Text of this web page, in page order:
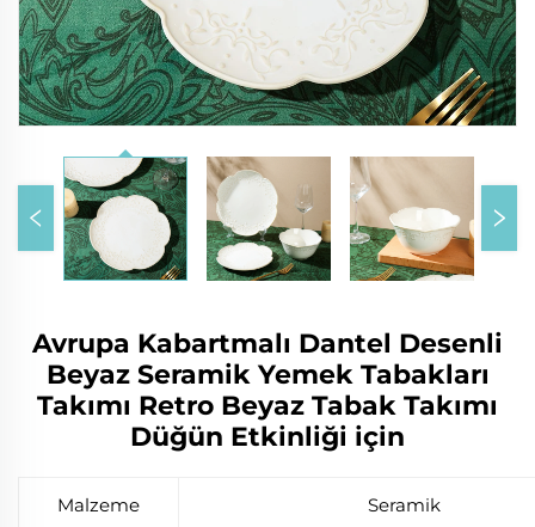
Avrupa Kabartmalı Dantel Desenli
Beyaz Seramik Yemek Tabakları
Takımı Retro Beyaz Tabak Takımı
Düğün Etkinliği için
Malzeme Seramik